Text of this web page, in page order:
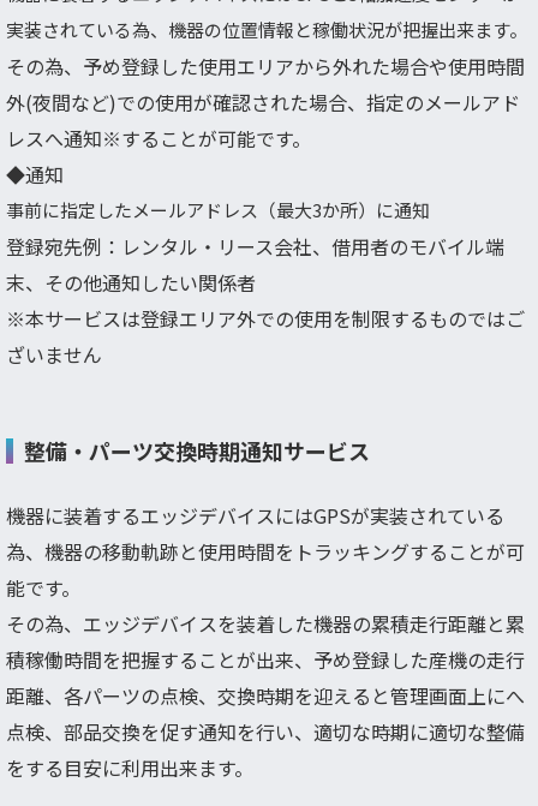
実装されている為、機器の位置情報と稼働状況が把握出来ます。
その為、予め登録した使用エリアから外れた場合や使用時間
外(夜間など)での使用が確認された場合、指定のメールアド
レスへ通知※することが可能です。
◆通知
事前に指定したメールアドレス（最大3か所）に通知
登録宛先例：レンタル・リース会社、借用者のモバイル端
末、その他通知したい関係者
※本サービスは登録エリア外での使用を制限するものではご
ざいません
整備・パーツ交換時期通知サービス
機器に装着するエッジデバイスにはGPSが実装されている
為、機器の移動軌跡と使用時間をトラッキングすることが可
能です。
その為、エッジデバイスを装着した機器の累積走行距離と累
積稼働時間を把握することが出来、予め登録した産機の走行
距離、各パーツの点検、交換時期を迎えると管理画面上にへ
点検、部品交換を促す通知を行い、適切な時期に適切な整備
をする目安に利用出来ます。